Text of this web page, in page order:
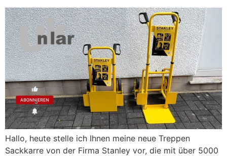
Hallo, heute stelle ich Ihnen meine neue Treppen
Sackkarre von der Firma Stanley vor, die mit über 5000